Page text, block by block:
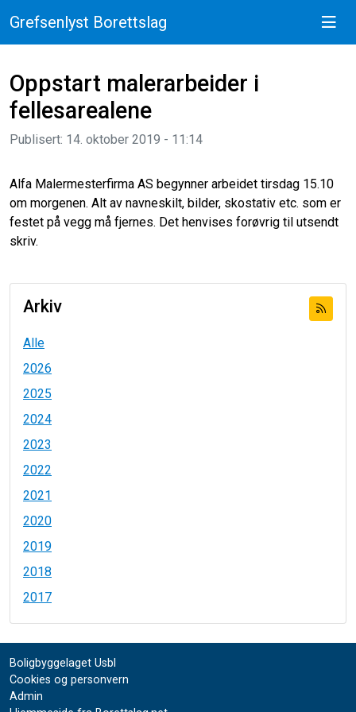
Grefsenlyst Borettslag
Oppstart malerarbeider i
fellesarealene
Publisert: 14. oktober 2019 - 11:14
Alfa Malermesterfirma AS begynner arbeidet tirsdag 15.10
om morgenen. Alt av navneskilt, bilder, skostativ etc. som er
festet på vegg må fjernes. Det henvises forøvrig til utsendt
skriv.
Arkiv
Alle
2026
2025
2024
2023
2022
2021
2020
2019
2018
2017
Boligbyggelaget Usbl
Cookies og personvern
Admin